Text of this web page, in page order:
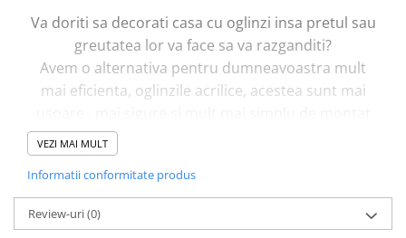
Va doriti sa decorati casa cu oglinzi insa pretul sau
greutatea lor va face sa va razganditi?
Avem o alternativa pentru dumneavoastra mult
mai eficienta, oglinzile acrilice, acestea sunt mai
decat oglinzile clasice. In plus acestea nu se sparg ,
astfel ca veti scapa si de grija accidentelor.
Setul de oglinzi acrilice este compus din 24 piese
egale, ofera multiple posibilitati de aranjare pe
peretii locuintei dumneavoastra.
VEZI MAI MULT
Informatii conformitate produs
Review-uri(0)